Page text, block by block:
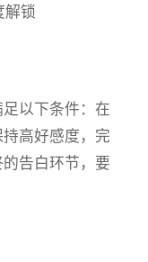
解锁
以下条件：在
高好感度，完
告白环节，要